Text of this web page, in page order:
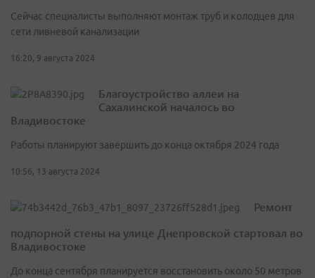
Сейчас специалисты выполняют монтаж труб и колодцев для
сети ливневой канализации
16:20, 9 августа 2024
Благоустройство аллеи на
Сахалинской началось во
Владивостоке
Работы планируют завершить до конца октября 2024 года
10:56, 13 августа 2024
Ремонт
подпорной стены на улице Днепровской стартовал во
Владивостоке
До конца сентября планируется восстановить около 50 метров